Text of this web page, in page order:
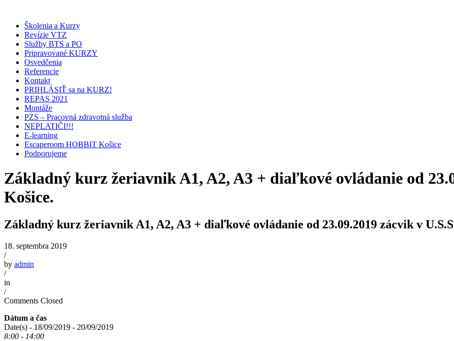
Školenia a Kurzy
Revízie VTZ
Služby BTS a PO
Pripravované KURZY
Osvedčenia
Referencie
Kontakt
PRIHLÁSIŤ sa na KURZ!
REPAS 2021
Montáže
PZS – Pracovná zdravotná služba
NEPLATIČI!!!
E-learning
Escaperoom HOBBIT Košice
Podporujeme
Základný kurz žeriavnik A1, A2, A3 + diaľkové ovládanie od
Košice.
Základný kurz žeriavnik A1, A2, A3 + diaľkové ovládanie od 23.09.2019 zácvik v
18. septembra 2019
/
by admin
/
in
/
Comments Closed
Dátum a čas
Date(s) - 18/09/2019 - 20/09/2019
8:00 - 14:00